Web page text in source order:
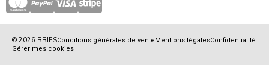
© 2026 BBIESConditions générales de venteMentions légalesConfidentialité
Gérer mes cookies